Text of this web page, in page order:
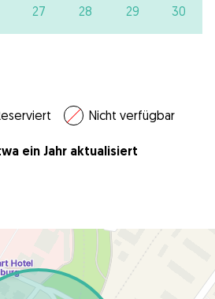
27 28 29 30
Nicht verfügbar
ein Jahr aktualisiert